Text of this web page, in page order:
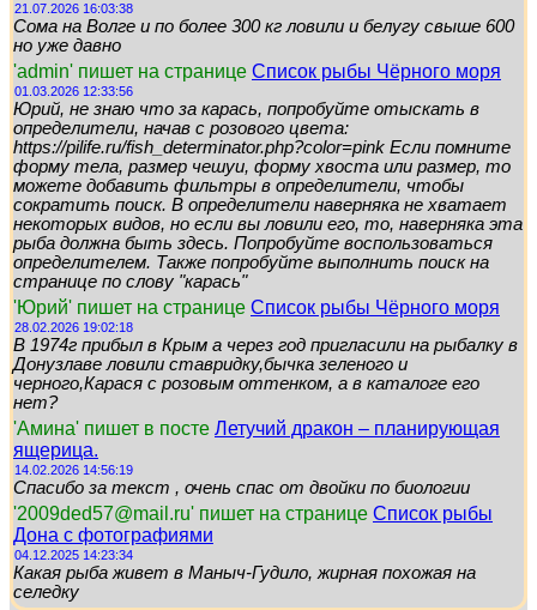
21.07.2026 16:03:38
Сома на Волге и по более 300 кг ловили и белугу свыше 600
но уже давно
'admin' пишет на странице Список рыбы Чёрного моря
01.03.2026 12:33:56
Юрий, не знаю что за карась, попробуйте отыскать в
определители, начав с розового цвета:
https://pilife.ru/fish_determinator.php?color=pink Если помните
форму тела, размер чешуи, форму хвоста или размер, то
можете добавить фильтры в определители, чтобы
сократить поиск. В определители наверняка не хватает
некоторых видов, но если вы ловили его, то, наверняка эта
рыба должна быть здесь. Попробуйте воспользоваться
определителем. Также попробуйте выполнить поиск на
странице по слову "карась"
'Юрий' пишет на странице Список рыбы Чёрного моря
28.02.2026 19:02:18
В 1974г прибыл в Крым а через год пригласили на рыбалку в
Донузлаве ловили ставридку,бычка зеленого и
черного,Карася с розовым оттенком, а в каталоге его
нет?
'Амина' пишет в посте Летучий дракон – планирующая
ящерица.
14.02.2026 14:56:19
Спасибо за текст , очень спас от двойки по биологии
'2009ded57@mail.ru' пишет на странице Список рыбы
Дона с фотографиями
04.12.2025 14:23:34
Какая рыба живет в Маныч-Гудило, жирная похожая на
селедку